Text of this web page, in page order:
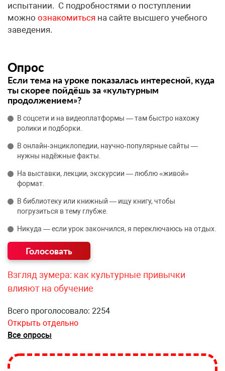
испытании. С подробностями о поступлении
можно ознакомиться на сайте высшего учебного
заведения.
Опрос
Если тема на уроке показалась интересной, куда
ты скорее пойдёшь за «культурным
продолжением»?
В соцсети и на видеоплатформы — там быстро нахожу
ролики и подборки.
В онлайн‑энциклопедии, научно‑популярные сайты —
нужны надёжные факты.
На выставки, лекции, экскурсии — люблю «живой»
формат.
В библиотеку или книжный — ищу книгу, чтобы
погрузиться в тему глубже.
Никуда — если урок закончился, я переключаюсь на отдых.
Взгляд зумера: как культурные привычки
влияют на обучение
Всего проголосовало: 2254
Открыть отдельно
Все опросы